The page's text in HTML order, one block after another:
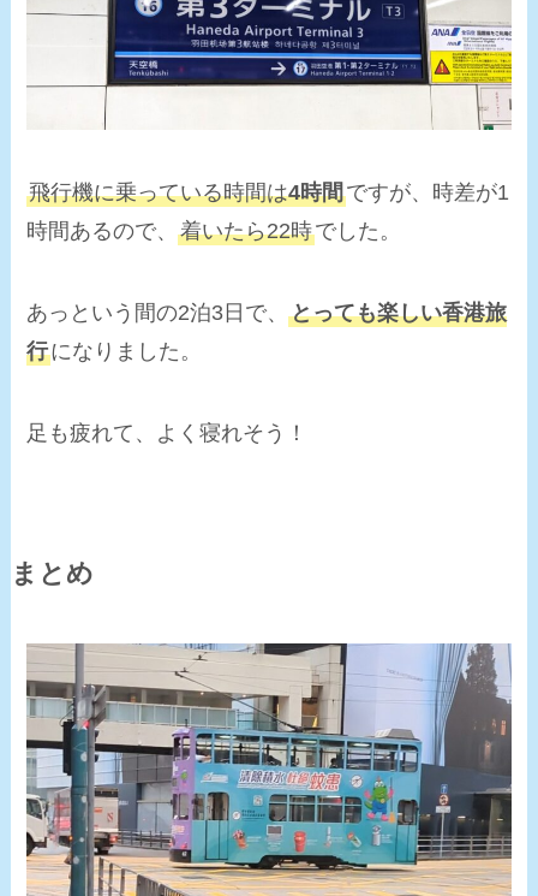
飛行機に乗っている時間は4時間ですが、時差が1
時間あるので、着いたら22時でした。
あっという間の2泊3日で、とっても楽しい香港旅
行になりました。
足も疲れて、よく寝れそう！
まとめ